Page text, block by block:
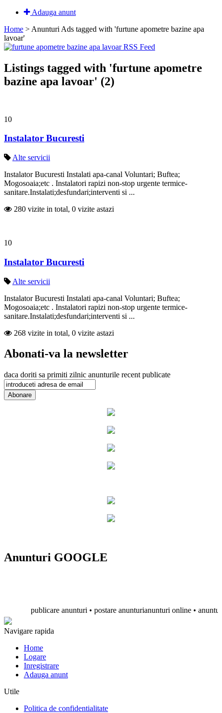
Adauga anunt
Home > Anunturi Ads tagged with 'furtune apometre bazine apa
lavoar'
Listings tagged with 'furtune apometre
bazine apa lavoar' (2)
10
Instalator Bucuresti
Alte servicii
Instalator Bucuresti Instalati apa-canal Voluntari; Buftea;
Mogosoaia;etc . Instalatori rapizi non-stop urgente termice-
sanitare.Instalati;desfundari;interventi si ...
280 vizite in total, 0 vizite astazi
10
Instalator Bucuresti
Alte servicii
Instalator Bucuresti Instalati apa-canal Voluntari; Buftea;
Mogosoaia;etc . Instalatori rapizi non-stop urgente termice-
sanitare.Instalati;desfundari;interventi si ...
268 vizite in total, 0 vizite astazi
Abonati-va la newsletter
daca doriti sa primiti zilnic anunturile recent publicate
Anunturi GOOGLE
publicare anunturi • postare anunturianunturi online •
Navigare rapida
Home
Logare
Inregistrare
Adauga anunt
Utile
Politica de confidentialitate